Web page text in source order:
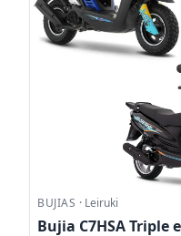
BUJIAS · Leiruki
Bujia C7HSA Triple